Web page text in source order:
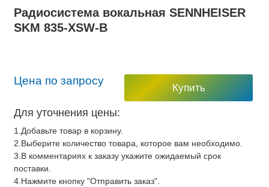
Радиосистема вокальная SENNHEISER
SKM 835-XSW-B
Цена по запросу
Купить
Для уточнения цены:
1.Добавьте товар в корзину.
2.Выберите количество товара, которое вам необходимо.
3.В комментариях к заказу укажите ожидаемый срок
поставки.
4.Нажмите кнопку "Отправить заказ".